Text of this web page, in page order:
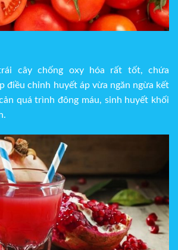
cây chống oxy hóa rất tốt, chứa
điều chỉnh huyết áp vừa ngăn ngừa kết
quá trình đông máu, sinh huyết khối